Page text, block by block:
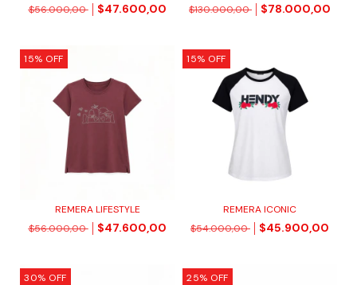
$56.000,00
$47.600,00
$130.000,00
$78.000,00
15% OFF
REMERA LIFESTYLE
$56.000,00
$47.600,00
15% OFF
REMERA ICONIC
$54.000,00
$45.900,00
30% OFF 25% OFF